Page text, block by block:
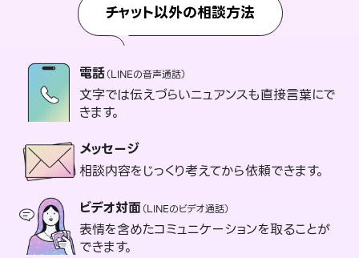
チャット以外の相談方法
電話（LINEの音声通話）
文字では伝えづらいニュアンスも直接言葉にで
きます。
メッセージ
相談内容をじっくり考えてから依頼できます。
ビデオ対面（LINEのビデオ通話）
表情を含めたコミュニケーションを取ることが
できます。